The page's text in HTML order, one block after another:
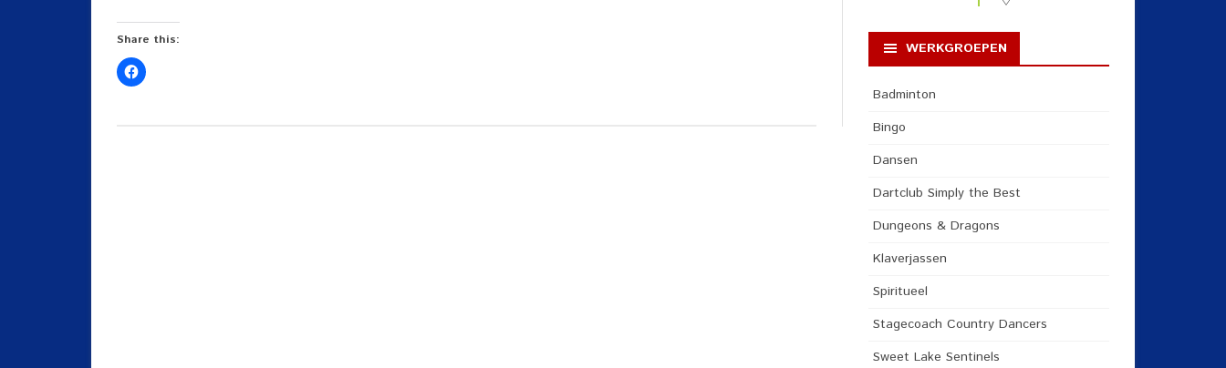
Share this: WERKGROEPEN
Badminton
Bingo
Dansen
Dartclub Simply the Best
Dungeons & Dragons
Klaverjassen
Spiritueel
Stagecoach Country Dancers
Sweet Lake Sentinels